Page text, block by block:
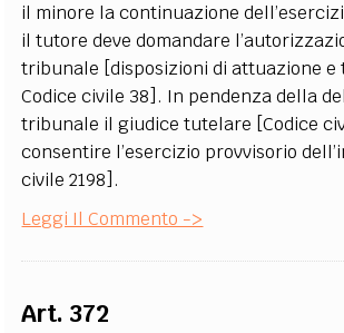
il minore la continuazione
il tutore deve domandare
tribunale [disposizioni di attuazione e
Codice civile 38]. In pendenza della
tribunale il giudice tutelare [Codice
consentire l’esercizio provvisorio
civile 2198].
Leggi Il Commento ->
Art. 372